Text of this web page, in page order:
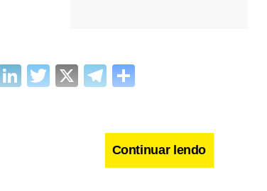
LinkedIn
Twitter
X Telegram
Continuar lendo